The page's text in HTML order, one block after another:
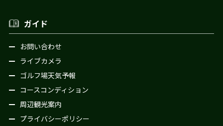
ガイド
お問い合わせ
ライブカメラ
ゴルフ場天気予報
コースコンディション
周辺観光案内
プライバシーポリシー